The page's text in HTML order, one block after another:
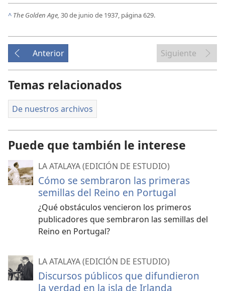
^ The Golden Age, 30 de junio de 1937, página 629.
Anterior Siguiente
Temas relacionados
De nuestros archivos
Puede que también le interese
LA ATALAYA (EDICIÓN DE ESTUDIO)
Cómo se sembraron las primeras
semillas del Reino en Portugal
¿Qué obstáculos vencieron los primeros
publicadores que sembraron las semillas del
Reino en Portugal?
LA ATALAYA (EDICIÓN DE ESTUDIO)
Discursos públicos que difundieron
la verdad en la isla de Irlanda